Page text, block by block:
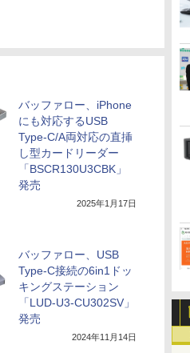
バッファロー、iPhone
にも対応するUSB
Type-C/A両対応の直挿
し型カードリーダー
「BSCR130U3CBK」
発売
2025年1月17日
バッファロー、USB
Type-C接続の6in1ドッ
キングステーション
「LUD-U3-CU302SV」
発売
2024年11月14日